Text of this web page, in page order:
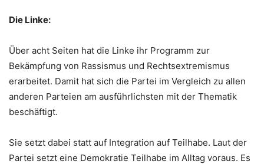
Die Linke:
Über acht Seiten hat die Linke ihr Programm zur
Bekämpfung von Rassismus und Rechtsextremismus
erarbeitet. Damit hat sich die Partei im Vergleich zu allen
anderen Parteien am ausführlichsten mit der Thematik
beschäftigt.
Sie setzt dabei statt auf Integration auf Teilhabe. Laut der
Partei setzt eine Demokratie Teilhabe im Alltag voraus. Es